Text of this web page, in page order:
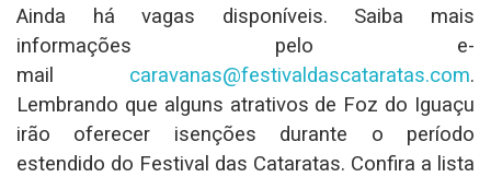
Ainda há vagas disponíveis. Saiba mais
informações pelo e-
mail caravanas@festivaldascataratas.com.
Lembrando que alguns atrativos de Foz do Iguaçu
irão oferecer isenções durante o período
estendido do Festival das Cataratas. Confira a lista